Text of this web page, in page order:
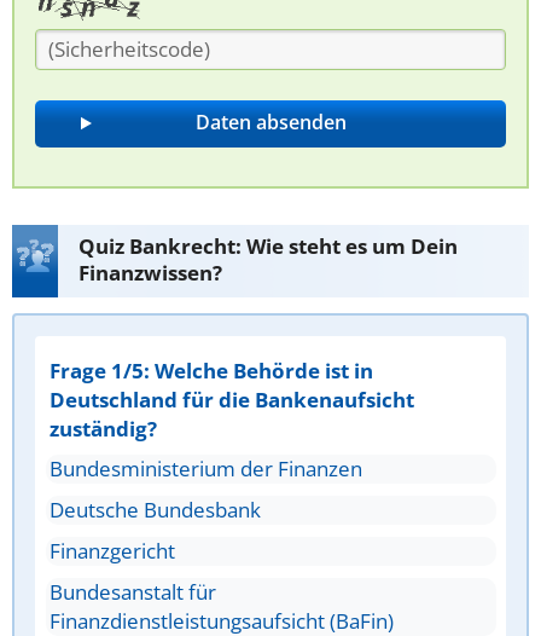
Quiz Bankrecht: Wie steht es um Dein
Finanzwissen?
Frage 1/5: Welche Behörde ist in
Deutschland für die Bankenaufsicht
zuständig?
Bundesministerium der Finanzen
Deutsche Bundesbank
Finanzgericht
Bundesanstalt für
Finanzdienstleistungsaufsicht (BaFin)